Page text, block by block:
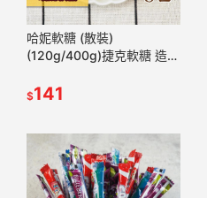
哈妮軟糖 (散裝)
(120g/400g)捷克軟糖 造型
QQ軟糖 生日派對 禮物 水果
$141